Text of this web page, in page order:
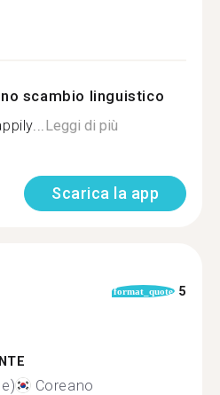
scambio linguistico
Leggi di più
Scarica la app
format_quote 5
Coreano